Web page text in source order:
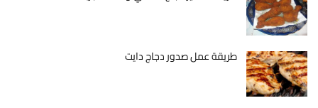
طريقة عمل صدور دجاج دايت